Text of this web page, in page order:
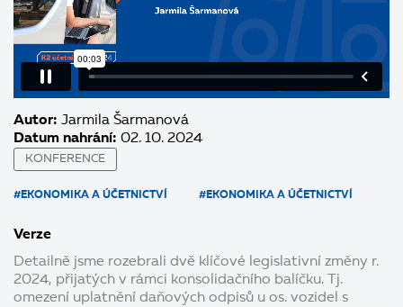
Autor: Jarmila Šarmanová
Datum nahrání: 02. 10. 2024
KONFERENCE
#EKONOMIKA A ÚČETNICTVÍ #EKONOMIKA A ÚČETNICTVÍ
Verze
Detailně jsme rozebrali dvě klíčové legislativní změny r.
2024, přijatých v rámci konsolidačního balíčku. Tj.
omezení uplatnění daňových odpisů u os. vozidel s